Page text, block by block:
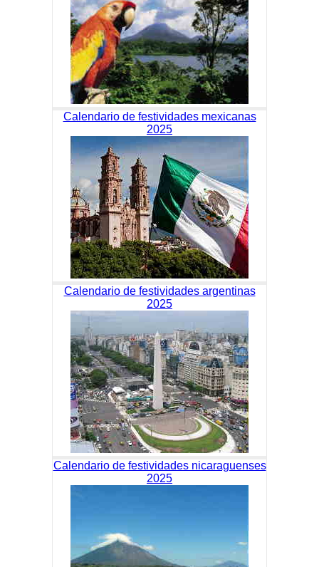
Calendario de festividades mexicanas
2025
Calendario de festividades argentinas
2025
Calendario de festividades nicaraguenses
2025